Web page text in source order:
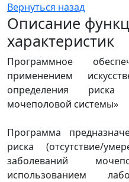
Вернуться назад
Описание
характеристик
Программное
применением
определения риска
мочеполовой системы»
Программа
риска (отсутствие/
заболеваний
использованием